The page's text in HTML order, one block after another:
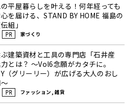
平屋暮らしを叶える！何年経っても
を届ける、STAND BY HOME 福島の
組」
PR 家づくり
建築資材と工具の専門店「石井産
とは？ ～Vol6念願がカタチに。
（グリーリー）が広げる大人のおし
PR ファッション, 雑貨